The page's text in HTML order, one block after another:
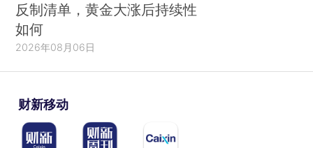
反制清单，黄金大涨后持续性
如何
2026年08月06日
财新移动